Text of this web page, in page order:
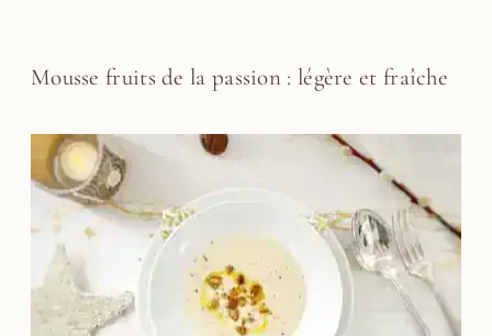
Mousse fruits de la passion : légère et fraîche